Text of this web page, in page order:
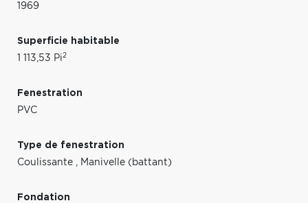
1969
Superficie habitable
1 113,53 Pi2
Fenestration
PVC
Type de fenestration
Coulissante , Manivelle (battant)
Fondation